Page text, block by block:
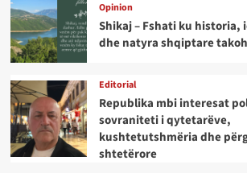
Opinion
Shikaj – Fshati ku
dhe natyra shqiptare
Editorial
Republika mbi interesat
sovraniteti i qytetarëve,
kushtetutshmëria dhe
shtetërore